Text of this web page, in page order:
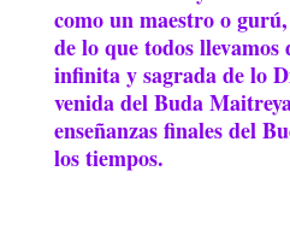
como un maestro o
de lo que todos
infinita y sagrada de lo
venida del Buda
enseñanzas finales del
los tiempos.